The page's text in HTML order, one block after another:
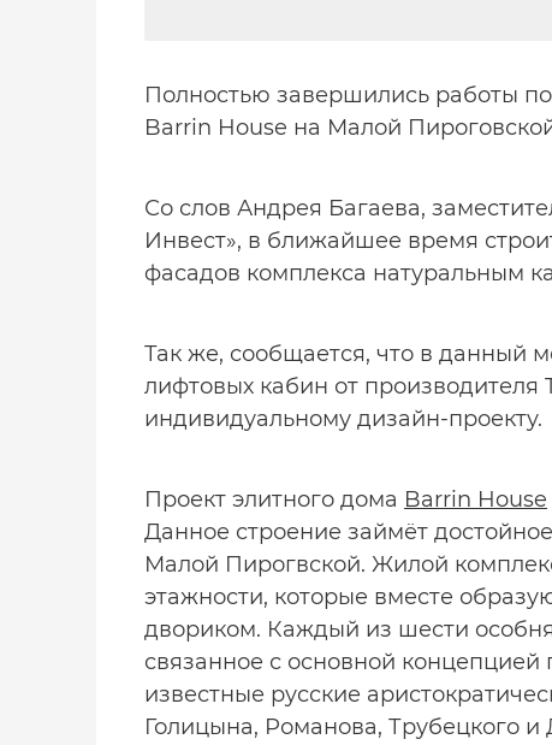
Полностью завершились работы
Barrin House на Малой
Со слов Андрея Багаева,
Инвест», в ближайшее время
фасадов комплекса натуральным
Так же, сообщается, что в данный
лифтовых кабин от
индивидуальному дизайн-проекту.
Проект элитного дома Barrin House
Данное строение займёт
Малой Пирогвской. Жилой
этажности, которые вместе
двориком. Каждый из шести
связанное с основной концепцией
известные русские
Голицына, Романова, Трубецкого